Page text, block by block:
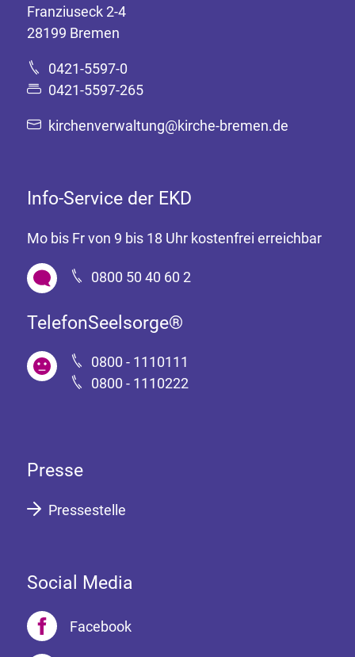
Franziuseck 2-4
28199 Bremen
0421-5597-0
0421-5597-265
kirchenverwaltung@kirche-bremen.de
Info-Service der EKD
Mo bis Fr von 9 bis 18 Uhr kostenfrei erreichbar
0800 50 40 60 2
TelefonSeelsorge®
0800 - 1110111
0800 - 1110222
Presse
Pressestelle
Social Media
Facebook